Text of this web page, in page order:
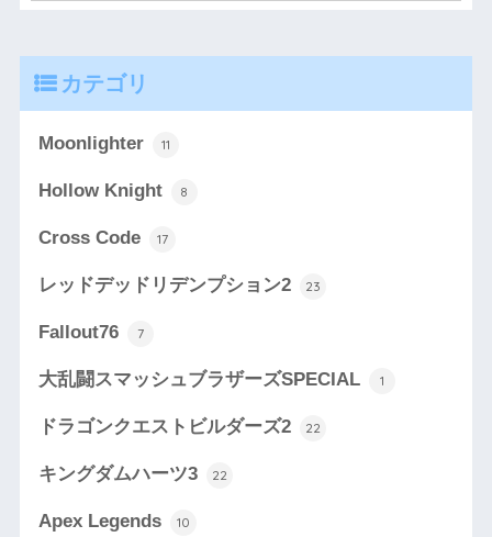
カテゴリ
Moonlighter 11
Hollow Knight 8
Cross Code 17
レッドデッドリデンプション2 23
Fallout76 7
大乱闘スマッシュブラザーズSPECIAL 1
ドラゴンクエストビルダーズ2 22
キングダムハーツ3 22
Apex Legends 10